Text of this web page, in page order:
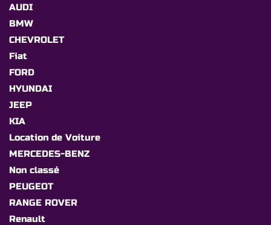
AUDI
BMW
CHEVROLET
Fiat
FORD
HYUNDAI
JEEP
KIA
Location de Voiture
MERCEDES-BENZ
Non classé
PEUGEOT
RANGE ROVER
Renault